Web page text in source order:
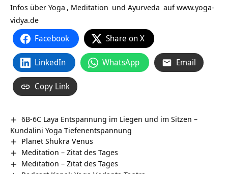
Infos über Yoga , Meditation und Ayurveda aufwww.yoga-
vidya.de
Facebook Share on X
LinkedIn WhatsApp Email
Copy Link
6B-6C Laya Entspannung im Liegen und im Sitzen –
Kundalini Yoga Tiefenentspannung
Planet Shukra Venus
Meditation – Zitat des Tages
Meditation – Zitat des Tages